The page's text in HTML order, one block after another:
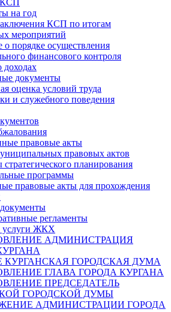
КСП
на год
КСП по итогам
мероприятий
порядке осуществления
финансового контроля
доходах
документы
оценка условий труда
и служебного поведения
правовые акты
правовых актов
планирования
программы
правовые акты для прохождения
регламенты
услуги ЖКХ
АДМИНИСТРАЦИЯ
КУРГАНСКАЯ ГОРОДСКАЯ ДУМА
ГЛАВА ГОРОДА КУРГАНА
ПРЕДСЕДАТЕЛЬ
ГОРОДСКОЙ ДУМЫ
АДМИНИСТРАЦИИ ГОРОДА